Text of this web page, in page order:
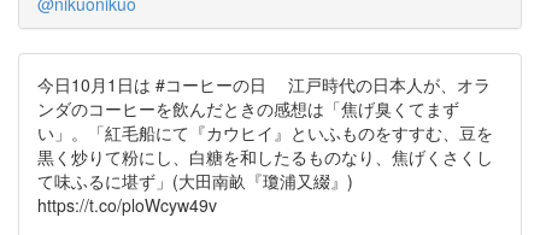
今日10月1日は #コーヒーの日 江戸時代の日本人が、オラ
ンダのコーヒーを飲んだときの感想は「焦げ臭くてまず
い」。「紅毛船にて『カウヒイ』といふものをすすむ、豆を
黒く炒りて粉にし、白糖を和したるものなり、焦げくさくし
て味ふるに堪ず」(大田南畝『瓊浦又綴』)
https://t.co/ploWcyw49v